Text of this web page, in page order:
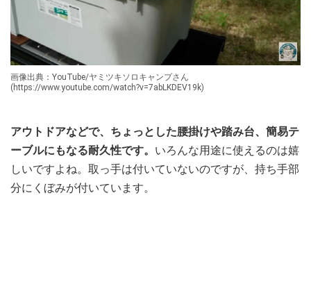
画像出典：YouTube/ヤミツキソロキャンプさん
(https://www.youtube.com/watch?v=7abLKDEV19k)
アウトドアなどで、ちょっとした腰掛けや踏み台、簡易テ
ーブルにもなる耐久性です。 いろんな用途に使えるのは嬉
しいですよね。取っ手は付いていないのですが、持ち手部
分にくぼみが付いています。